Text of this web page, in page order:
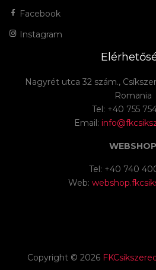
Facebook
Instagram
Nagyrét utca 32 szám.,
Romania
Tel: +40 755
Email:
WEBSHOP
Tel: +40 740
Web:
Copyright © 2026